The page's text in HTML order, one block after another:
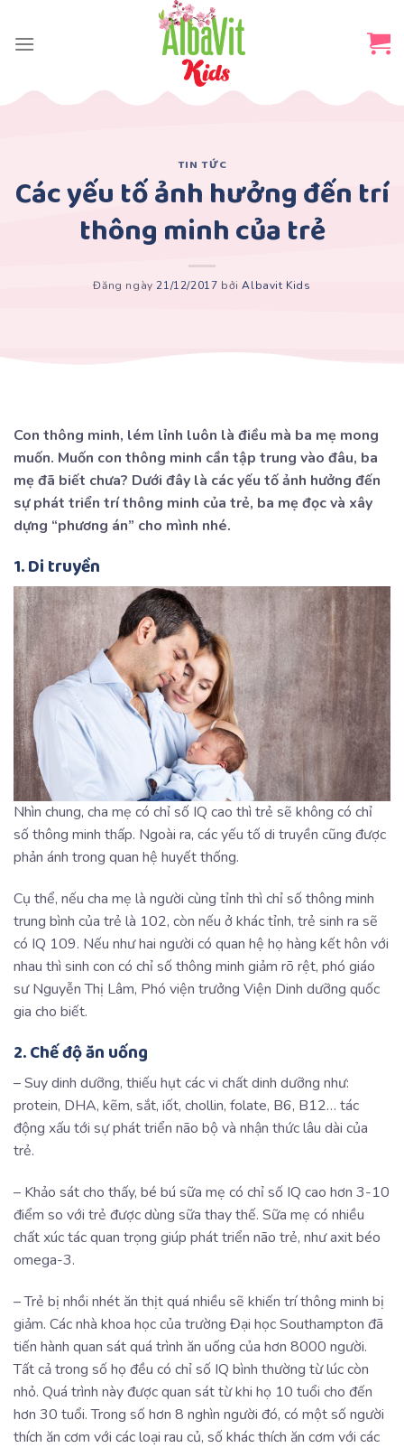
content
TIN TỨC
Các yếu tố ảnh hưởng đến trí
thông minh của trẻ
Đăng ngày21/12/2017 bởiAlbavit Kids
Con thông minh, lém lỉnh luôn là điều mà ba mẹ mong
muốn. Muốn con thông minh cần tập trung vào đâu, ba
mẹ đã biết chưa? Dưới đây là các yếu tố ảnh hưởng đến
sự phát triển trí thông minh của trẻ, ba mẹ đọc và xây
dựng “phương án” cho mình nhé.
1. Di truyền
Nhìn chung, cha mẹ có chỉ số IQ cao thì trẻ sẽ không có chỉ
số thông minh thấp. Ngoài ra, các yếu tố di truyền cũng được
phản ánh trong quan hệ huyết thống.
Cụ thể, nếu cha mẹ là người cùng tỉnh thì chỉ số thông minh
trung bình của trẻ là 102, còn nếu ở khác tỉnh, trẻ sinh ra sẽ
có IQ 109. Nếu như hai người có quan hệ họ hàng kết hôn với
nhau thì sinh con có chỉ số thông minh giảm rõ rệt, phó giáo
sư Nguyễn Thị Lâm, Phó viện trưởng Viện Dinh dưỡng quốc
gia cho biết.
2. Chế độ ăn uống
– Suy dinh dưỡng, thiếu hụt các vi chất dinh dưỡng như:
protein, DHA, kẽm, sắt, iốt, chollin, folate, B6, B12… tác
động xấu tới sự phát triển não bộ và nhận thức lâu dài của
trẻ.
– Khảo sát cho thấy, bé bú sữa mẹ có chỉ số IQ cao hơn 3-10
điểm so với trẻ được dùng sữa thay thế. Sữa mẹ có nhiều
chất xúc tác quan trọng giúp phát triển não trẻ, như axit béo
omega-3.
– Trẻ bị nhồi nhét ăn thịt quá nhiều sẽ khiến trí thông minh bị
giảm. Các nhà khoa học của trường Đại học Southampton đã
tiến hành quan sát quá trình ăn uống của hơn 8000 người.
Tất cả trong số họ đều có chỉ số IQ bình thường từ lúc còn
nhỏ. Quá trình này được quan sát từ khi họ 10 tuổi cho đến
hơn 30 tuổi. Trong số hơn 8 nghìn người đó, có một số người
thích ăn cơm với các loại rau củ, số khác thích ăn cơm với các